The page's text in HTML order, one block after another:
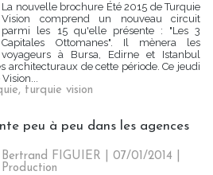
La nouvelle brochure Été 2015 de Turquie
Vision comprend un nouveau circuit
parmi les 15 qu'elle présente : "Les 3
Capitales Ottomanes". Il mènera les
voyageurs à Bursa, Edirne et Istanbul
architecturaux de cette période. Ce jeudi
, turquie vision
peu à peu dans les agences
Bertrand FIGUIER | 07/01/2014
Production